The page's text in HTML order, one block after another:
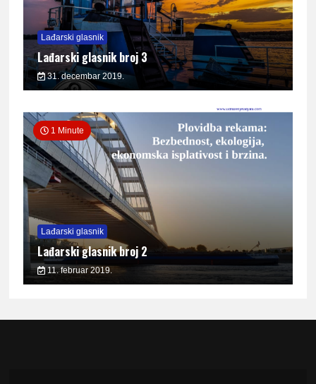
Lađarski glasnik
Lađarski glasnik broj 3
31. decembar 2019.
1 Minute
Lađarski glasnik
Lađarski glasnik broj 2
11. februar 2019.